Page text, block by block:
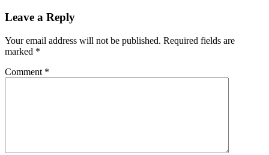
Leave a Reply
Your email address will not be published. Required fields are
marked *
Comment *